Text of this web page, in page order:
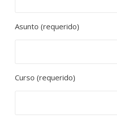
Asunto (requerido)
Curso (requerido)